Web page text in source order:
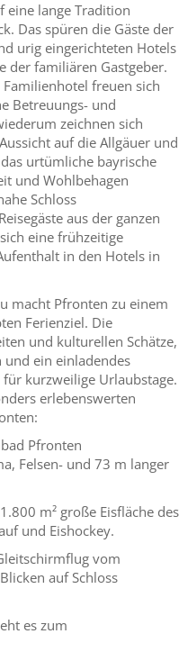
eine lange Tradition
Das spüren die Gäste der
urig eingerichteten Hotels
der familiären Gastgeber.
freuen sich
Betreuungs- und
zeichnen sich
auf die Allgäuer und
urtümliche bayrische
und Wohlbehagen
Schloss
aus der ganzen
eine frühzeitige
in den Hotels in
macht Pfronten zu einem
Ferienziel. Die
und kulturellen Schätze,
ein einladendes
kurzweilige Urlaubstage.
erlebenswerten
Pfronten
Felsen- und 73 m langer
m² große Eisfläche des
und Eishockey.
vom
auf Schloss
es zum